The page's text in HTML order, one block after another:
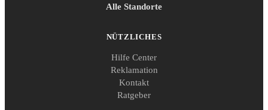
Alle Standorte
NÜTZLICHES
Hilfe Center
Reklamation
Kontakt
Ratgeber